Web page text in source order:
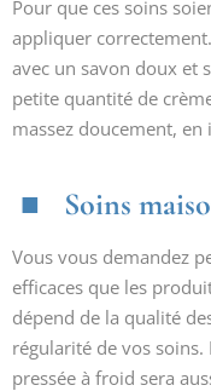
Pour que ces soins
appliquer
avec un savon doux et
petite quantité de
massez doucement,
Soins
Vous vous demandez
efficaces que les
dépend de la qualité
régularité de vos
pressée à froid sera